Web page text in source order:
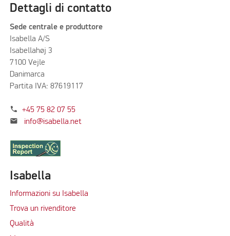
Dettagli di contatto
Sede centrale e produttore
Isabella A/S
Isabellahøj 3
7100 Vejle
Danimarca
Partita IVA: 87619117
phone +45 75 82 07 55
mail info@isabella.net
Isabella
Informazioni su Isabella
Trova un rivenditore
Qualità